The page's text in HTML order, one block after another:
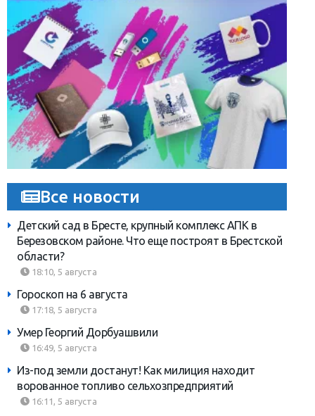
Все новости
Детский сад в Бресте, крупный комплекс АПК в
Березовском районе. Что еще построят в Брестской
области?
18:10, 5 августа
Гороскоп на 6 августа
17:18, 5 августа
Умер Георгий Дорбуашвили
16:49, 5 августа
Из-под земли достанут! Как милиция находит
ворованное топливо сельхозпредприятий
16:11, 5 августа